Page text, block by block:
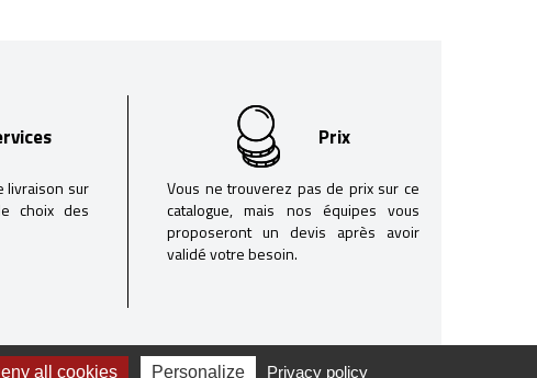
livraison sur
choix des
Prix
Vous ne trouverez pas de prix sur ce
catalogue, mais nos équipes vous
proposeront un devis après avoir
validé votre besoin.
all cookies Personalize Privacy policy